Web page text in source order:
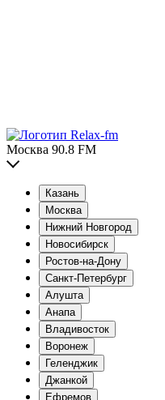
Москва 90.8 FM
Казань
Москва
Нижний Новгород
Новосибирск
Ростов-на-Дону
Санкт-Петербург
Алушта
Анапа
Владивосток
Воронеж
Геленджик
Джанкой
Ефремов